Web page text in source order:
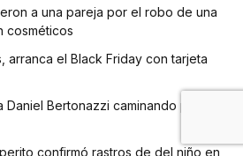
a una pareja por el robo de una
cosméticos
arranca el Black Friday con tarjeta
Bertonazzi caminando por la
confirmó rastros de del niño en